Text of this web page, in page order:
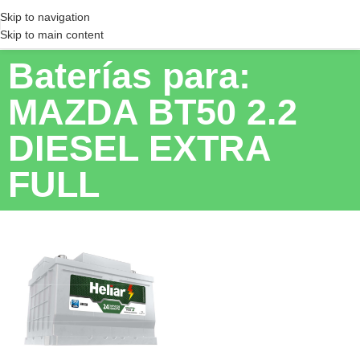
Skip to navigation
Skip to main content
Baterías para:
MAZDA BT50 2.2
DIESEL EXTRA
FULL